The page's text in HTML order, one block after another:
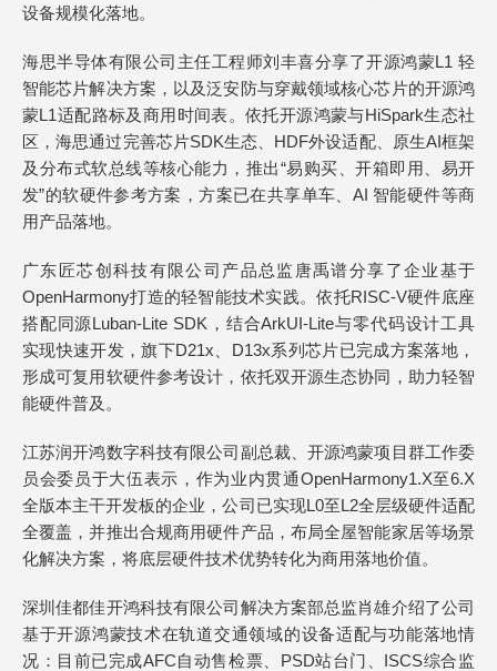
设备规模化落地。
海思半导体有限公司主任工程师刘丰喜分享了开源鸿蒙L1 轻
智能芯片解决方案，以及泛安防与穿戴领域核心芯片的开源鸿
蒙L1适配路标及商用时间表。依托开源鸿蒙与HiSpark生态社
区，海思通过完善芯片SDK生态、HDF外设适配、原生AI框架
及分布式软总线等核心能力，推出“易购买、开箱即用、易开
发”的软硬件参考方案，方案已在共享单车、AI 智能硬件等商
用产品落地。
广东匠芯创科技有限公司产品总监唐禹谱分享了企业基于
OpenHarmony打造的轻智能技术实践。依托RISC-V硬件底座
搭配同源Luban-Lite SDK，结合ArkUI-Lite与零代码设计工具
实现快速开发，旗下D21x、D13x系列芯片已完成方案落地，
形成可复用软硬件参考设计，依托双开源生态协同，助力轻智
能硬件普及。
江苏润开鸿数字科技有限公司副总裁、开源鸿蒙项目群工作委
员会委员于大伍表示，作为业内贯通OpenHarmony1.X至6.X
全版本主干开发板的企业，公司已实现L0至L2全层级硬件适配
全覆盖，并推出合规商用硬件产品，布局全屋智能家居等场景
化解决方案，将底层硬件技术优势转化为商用落地价值。
深圳佳都佳开鸿科技有限公司解决方案部总监肖雄介绍了公司
基于开源鸿蒙技术在轨道交通领域的设备适配与功能落地情
况：目前已完成AFC自动售检票、PSD站台门、ISCS综合监